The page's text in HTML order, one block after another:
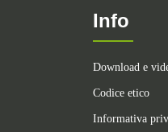
Info
Download e
Codice etico
Informativa